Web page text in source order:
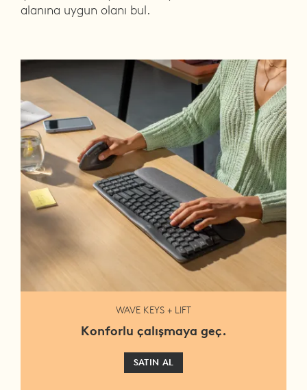
alanına uygun olanı bul.
WAVE KEYS + LIFT
Konforlu çalışmaya geç.
SATIN AL